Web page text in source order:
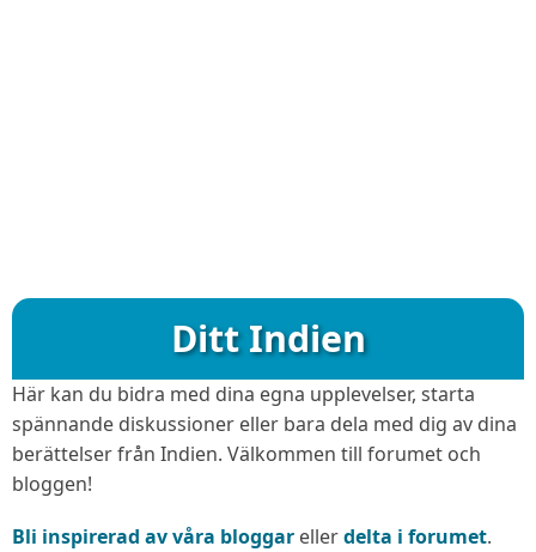
Ditt Indien
Här kan du bidra med dina egna upplevelser, starta
spännande diskussioner eller bara dela med dig av dina
berättelser från Indien. Välkommen till forumet och
bloggen!
Bli inspirerad av våra bloggar ellerdelta i forumet.